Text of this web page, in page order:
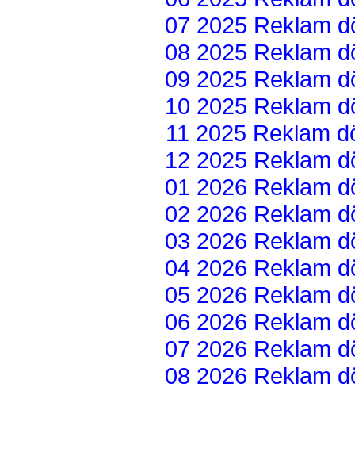
07 2025 Reklam
08 2025 Reklam
09 2025 Reklam
10 2025 Reklam
11 2025 Reklam
12 2025 Reklam
01 2026 Reklam
02 2026 Reklam
03 2026 Reklam
04 2026 Reklam
05 2026 Reklam
06 2026 Reklam
07 2026 Reklam
08 2026 Reklam